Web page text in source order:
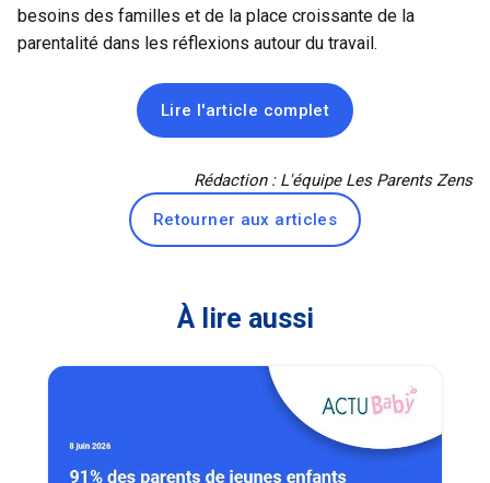
besoins des familles et de la place croissante de la
parentalité dans les réflexions autour du travail.
Lire l'article complet
Rédaction : L'équipe Les Parents Zens
Retourner aux articles
À lire aussi